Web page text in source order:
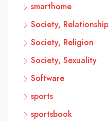
smarthome
Society,
Society, Religion
Society, Sexuality
Software
sports
sportsbook